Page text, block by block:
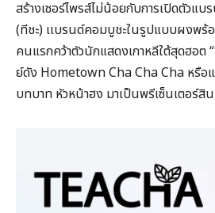
สร้างเซอร์ไพรส์ไม่น้อยกับการเปิดตัวแ
(ทีชะ) เเบรนด์คอมบูชะในรูปแบบผงพร้
คนแรกคว้าตัวนักแสดงเกาหลีใต้สุดฮอต
ย์ดัง Hometown Cha Cha Cha หรือ
บทบาท หัวหน้าฮง มาเป็นพรีเซ็นเตอร์สิ